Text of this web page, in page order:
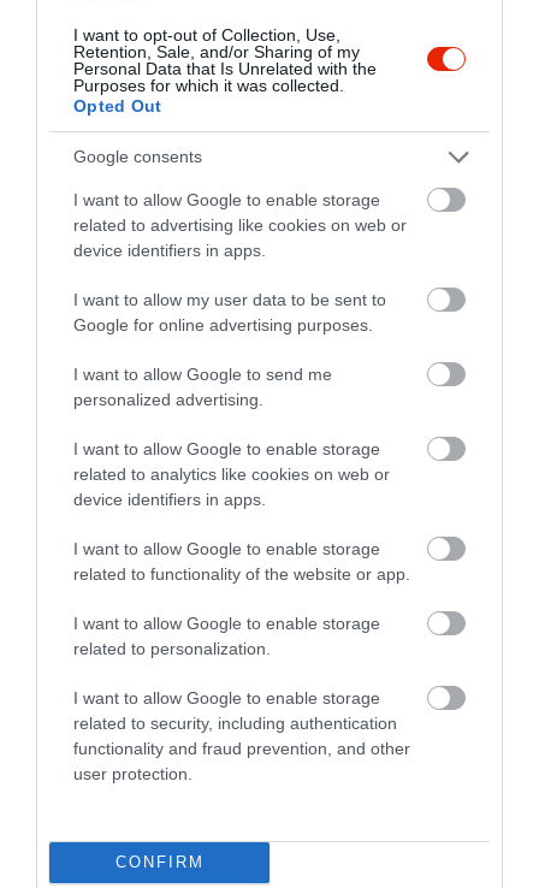
I want to opt-out of Collection, Use,
Retention, Sale, and/or Sharing of my
Personal Data that Is Unrelated with the
Purposes for which it was collected.
Opted Out
Google consents
I want to allow Google to enable storage
related to advertising like cookies on web or
device identifiers in apps.
I want to allow my user data to be sent to
Google for online advertising purposes.
I want to allow Google to send me
personalized advertising.
I want to allow Google to enable storage
related to analytics like cookies on web or
device identifiers in apps.
I want to allow Google to enable storage
related to functionality of the website or app.
I want to allow Google to enable storage
related to personalization.
I want to allow Google to enable storage
related to security, including authentication
functionality and fraud prevention, and other
user protection.
CONFIRM
4.2
Összesen 5
5 2
3 1
2 0